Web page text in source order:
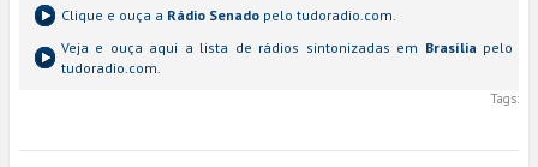
Clique e ouça a Rádio Senado pelo tudoradio.com.
Veja e ouça aqui a lista de rádios sintonizadas em Brasília pelo
tudoradio.com.
Tags: